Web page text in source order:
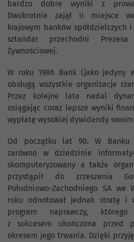
bardzo dobre wyniki z
Dwukrotnie zajął II miejsce we
krajowym banków spółdzielczych i
sztandar przechodni
Żywnościowej.
W roku 1986 Bank (jako jedyny
obsługą wszystkie organizacje
Przez kolejne lata nadal
osiągając coraz lepsze wyniki
wypłatę wysokiej dywidendy swoim
Od początku lat 90. W Banku
zarówno w dziedzinie
skomputeryzowany a także
przystąpił do zrzeszenia
Południowo-Zachodniego SA we
roku odnotował jednak stratę i
program naprawczy,
z sukcesem ukończona przed
okresem jego trwania. Dzięki